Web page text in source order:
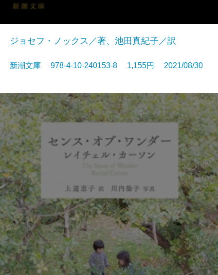
ジョセフ・ノックス／著、池田真紀子／訳
新潮文庫 978-4-10-240153-8 1,155円 2021/08/30